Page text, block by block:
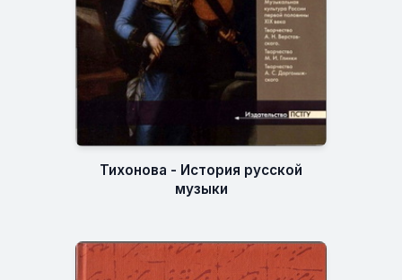
Тихонова - История русской
музыки